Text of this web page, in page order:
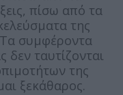
πίσω από τα
της
συμφέροντα
ταυτίζονται
της
ξεκάθαρος.